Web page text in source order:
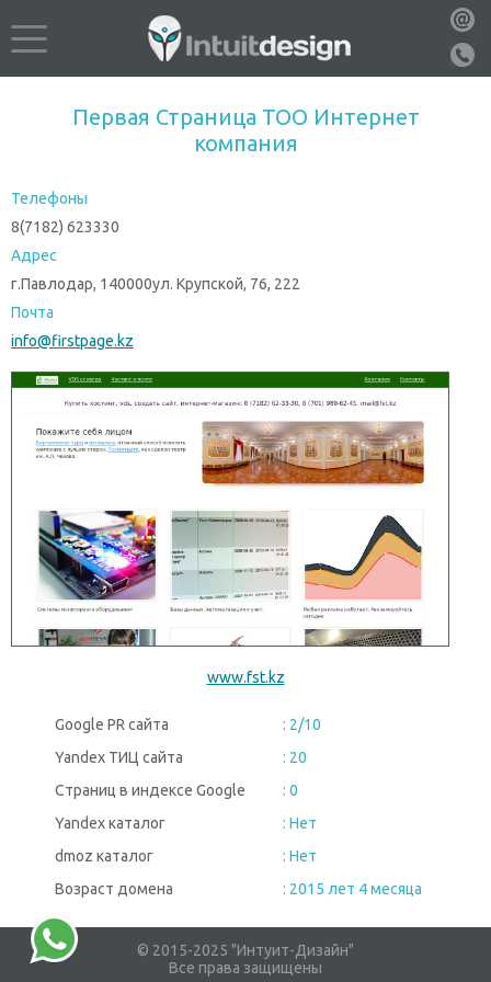
Первая Страница ТОО Интернет
компания
Телефоны
8(7182) 623330
Адрес
г.Павлодар, 140000ул. Крупской, 76, 222
Почта
info@firstpage.kz
www.fst.kz
Google PR сайта
: 2/10
Yandex ТИЦ сайта
: 20
Страниц в индексе Google
: 0
Yandex каталог
: Нет
dmoz каталог
: Нет
Возраст домена
: 2015 лет 4 месяца
© 2015-2025 "Интуит-Дизайн"
Все права защищены